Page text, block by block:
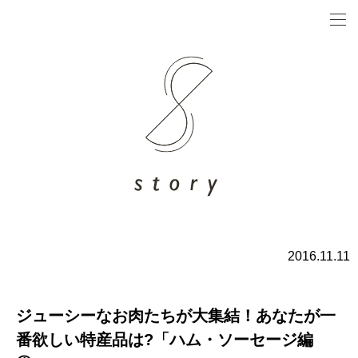
2016.11.11
ジューシーなお肉たちが大集結！あなたが一
番欲しい特産品は?「ハム・ソーセージ編